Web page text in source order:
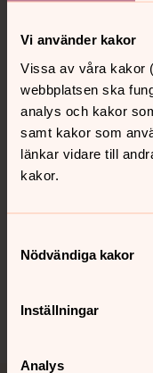
Vi använder kakor
Vissa av våra kakor
webbplatsen ska
analys och kakor
samt kakor som
länkar vidare till
kakor.
Nödvändiga kakor
Inställningar
Analys
Kontakt
Kalender
Sociala kanaler